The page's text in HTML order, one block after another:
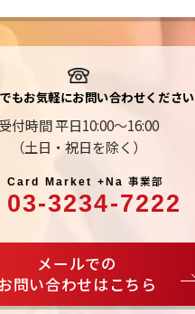
もお気軽にお問い合わせください
受付時間 平日10:00～16:00
（土日・祝日を除く）
Card Market +Na事業部
03-3234-7222
メールでの
問い合わせはこちら